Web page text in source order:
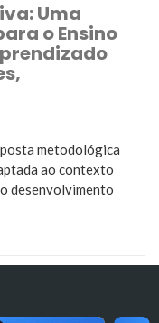
Uma
o Ensino
metodológica
ao contexto
desenvolvimento